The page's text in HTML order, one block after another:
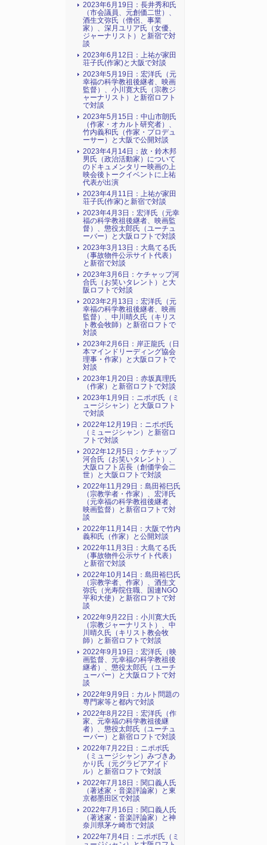
2023年6月19日：長井秀和氏
（市会議員、元創価二世）、
酒生文弥氏（僧侶、事業
家）、深月ユリア氏（女優、
ジャーナリスト）と新宿で対
談
2023年6月12日：上祐が家田
荘子氏(作家)と大阪で対談
2023年5月19日：宏洋氏（元
幸福の科学教祖後継者、映画
監督）、小川寛大氏（宗教ジ
ャーナリスト）と新宿ロフト
で対談
2023年5月15日：中山市朗氏
（作家・オカルト研究者）、
竹内義和氏（作家・プロデュ
ーサー）と大阪で公開対談
2023年4月14日：故・鈴木邦
男氏（政治活動家）について
のドキュメンタリー映画の上
映会後トークイベントに上祐
代表が出演
2023年4月11日：上祐が家田
荘子氏(作家)と新宿で対談
2023年4月3日：宏洋氏（元幸
福の科学教祖後継者、映画監
督）、懲役太郎氏（ユーチュ
ーバー）と大阪ロフトで対談
2023年3月13日：大島てる氏
（事故物件公示サイト代表）
と新宿で対談
2023年3月6日：ケチャップ河
合氏（お笑いタレント）と大
阪ロフトで対談
2023年2月13日：宏洋氏（元
幸福の科学教祖後継者、映画
監督）、中川晴久氏（キリス
ト教会牧師）と新宿ロフトで
対談
2023年2月6日：岸正龍氏（日
本マインドリーディング協会
理事・作家）と大阪ロフトで
対談
2023年1月20日：赤坂真理氏
（作家）と新宿ロフトで対談
2023年1月9日：ニポポ氏（ミ
ュージシャン）と大阪ロフト
で対談
2022年12月19日：ニポポ氏
（ミュージシャン）と新宿ロ
フトで対談
2022年12月5日：ケチャップ
河合氏（お笑いタレント）、
大阪ロフト店長（創価学会二
世）と大阪ロフトで対談
2022年11月29日：島田裕巳氏
（宗教学者・作家）、宏洋氏
（元幸福の科学教祖後継者、
映画監督）と新宿ロフトで対
談
2022年11月14日：大阪で竹内
義和氏（作家）と公開対談
2022年11月3日：大島てる氏
（事故物件公示サイト代表）
と新宿で対談
2022年10月14日：島田裕巳氏
（宗教学者、作家）、酒生文
弥氏（光寿院住職、国連NGO
平和大使）と新宿ロフトで対
談
2022年9月22日：小川寛大氏
（宗教ジャーナリスト）、中
川晴久氏（キリスト教会牧
師）と新宿ロフトで対談
2022年9月19日：宏洋氏（映
画監督、元幸福の科学教祖後
継者）、懲役太郎氏（ユーチ
ューバー）と大阪ロフトで対
談
2022年9月9日：カルト問題の
専門家等と都内で対談
2022年8月22日：宏洋氏（作
家、元幸福の科学教祖後継
者）、懲役太郎氏（ユーチュ
ーバー）と新宿ロフトで対談
2022年7月22日：ニポポ氏
（ミュージシャン）みづきあ
かり氏（元グラビアアイド
ル）と新宿ロフトで対談
2022年7月18日：関口義人氏
（著述家・音楽評論家）と東
京都墨田区で対談
2022年7月16日：関口義人氏
（著述家・音楽評論家）と神
奈川県茅ケ崎市で対談
2022年7月4日：ニポポ氏（ミ